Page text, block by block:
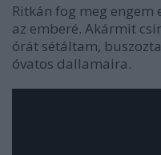
Ritkán fog meg engem
az emberé. Akármit
órát sétáltam,
óvatos dallamaira.